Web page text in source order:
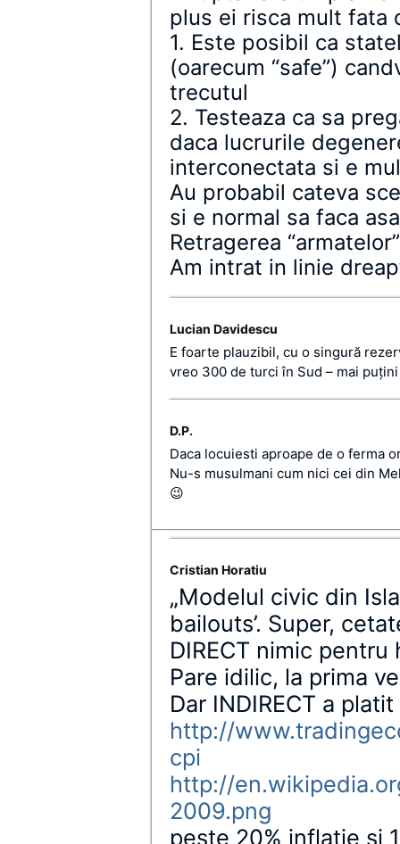
plus ei risca mult fata
1. Este posibil ca
(oarecum “safe”)
trecutul
2. Testeaza ca sa
daca lucrurile
interconectata si e
Au probabil cateva
si e normal sa faca
Retragerea
Am intrat in linie
Lucian Davidescu
E foarte plauzibil, cu o singură
vreo 300 de turci în Sud – mai
D.P.
Daca locuiesti aproape de o ferma
Nu-s musulmani cum nici cei din
😉
Cristian Horatiu
„Modelul civic din
bailouts’. Super,
DIRECT nimic
Pare idilic, la prima
Dar INDIRECT a
http://
cpi
http://
2009.png
peste 20% inflatie si